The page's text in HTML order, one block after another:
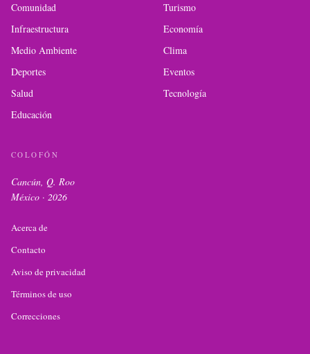
Comunidad
Turismo
Infraestructura
Economía
Medio Ambiente
Clima
Deportes
Eventos
Salud
Tecnología
Educación
COLOFÓN
Cancún, Q. Roo
México · 2026
Acerca de
Contacto
Aviso de privacidad
Términos de uso
Correcciones